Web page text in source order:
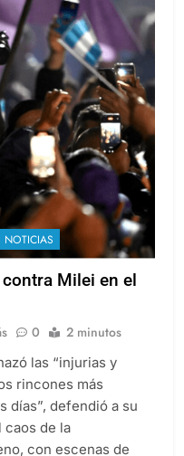
NOTICIAS
Milei en el
0 2 minutos
las “injurias y
rincones más
días”, defendió a su
caos de la
con escenas de